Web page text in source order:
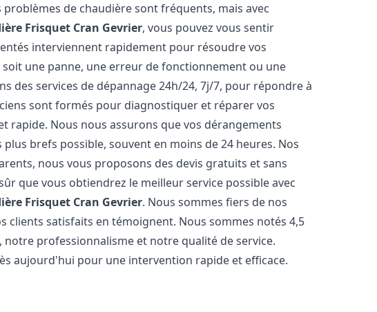
problèmes de chaudière sont fréquents, mais avec
Frisquet Cran Gevrier, vous pouvez vous sentir
interviennent rapidement pour résoudre vos
une panne, une erreur de fonctionnement ou une
des services de dépannage 24h/24, 7j/7, pour répondre à
sont formés pour diagnostiquer et réparer vos
rapide. Nous nous assurons que vos dérangements
brefs possible, souvent en moins de 24 heures. Nos
nous vous proposons des devis gratuits et sans
que vous obtiendrez le meilleur service possible avec
Frisquet Cran Gevrier. Nous sommes fiers de nos
clients satisfaits en témoignent. Nous sommes notés 4,5
professionnalisme et notre qualité de service.
aujourd'hui pour une intervention rapide et efficace.